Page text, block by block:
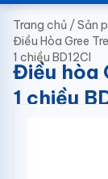
Trang chủ /Sản
Điều Hòa Gree
1 chiều BD12CI
Điều hòa
1 chiều